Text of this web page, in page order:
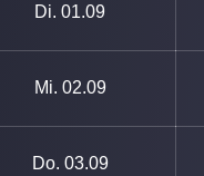
Di. 01.09
Mi. 02.09
Do. 03.09